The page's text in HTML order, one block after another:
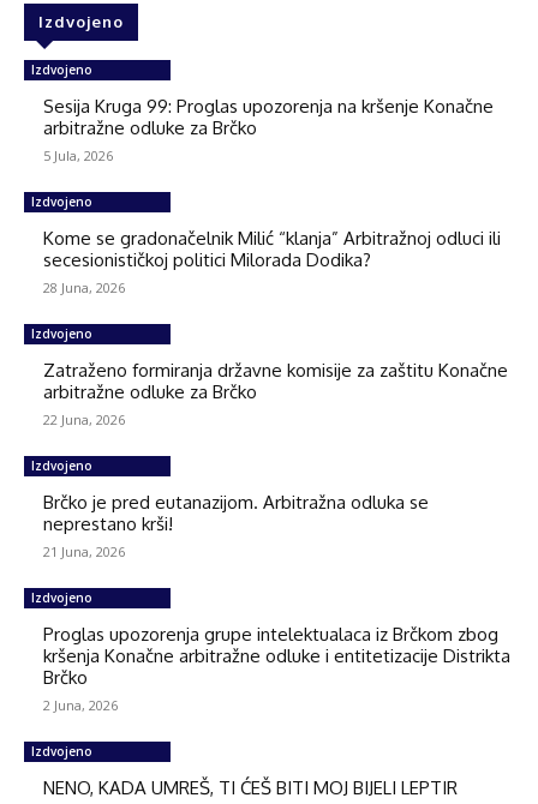
Izdvojeno
Izdvojeno
Sesija Kruga 99: Proglas upozorenja na kršenje Konačne
arbitražne odluke za Brčko
5 Jula, 2026
Izdvojeno
Kome se gradonačelnik Milić “klanja” Arbitražnoj odluci ili
secesionističkoj politici Milorada Dodika?
28 Juna, 2026
Izdvojeno
Zatraženo formiranja državne komisije za zaštitu Konačne
arbitražne odluke za Brčko
22 Juna, 2026
Izdvojeno
Brčko je pred eutanazijom. Arbitražna odluka se
neprestano krši!
21 Juna, 2026
Izdvojeno
Proglas upozorenja grupe intelektualaca iz Brčkom zbog
kršenja Konačne arbitražne odluke i entitetizacije Distrikta
Brčko
2 Juna, 2026
Izdvojeno
NENO, KADA UMREŠ, TI ĆEŠ BITI MOJ BIJELI LEPTIR